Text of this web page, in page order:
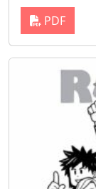
PDF